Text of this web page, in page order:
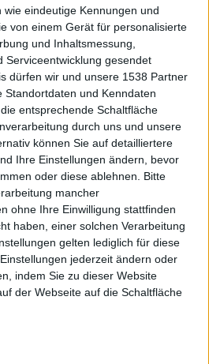
eindeutige Kennungen und
von einem Gerät für personalisierte
und Inhaltsmessung,
Serviceentwicklung gesendet
dürfen wir und unsere 1538 Partner
Standortdaten und Kenndaten
entsprechende Schaltfläche
durch uns und unsere
können Sie auf detailliertere
Ihre Einstellungen ändern, bevor
oder diese ablehnen.
Bitte
mancher
ohne Ihre Einwilligung stattfinden
haben, einer solchen Verarbeitung
gelten lediglich für diese
jederzeit ändern oder
indem Sie zu dieser Website
der Webseite auf die Schaltfläche
fragen, ob euer langjähriger
nun auch wieder an einigen
wieder in die Band kommt? Da
Album kein Schlagzeug zu hören
zumindest vorerst erledigt,
zum jetzigen Zeitpunkt
DORNENREICHs. Er wird mit
einspielen und
Inve und mir geben.
hat ein starkes
ist technisch sehr ausgereift.
zusammen spielen.
Klangschmiede Studio E mit